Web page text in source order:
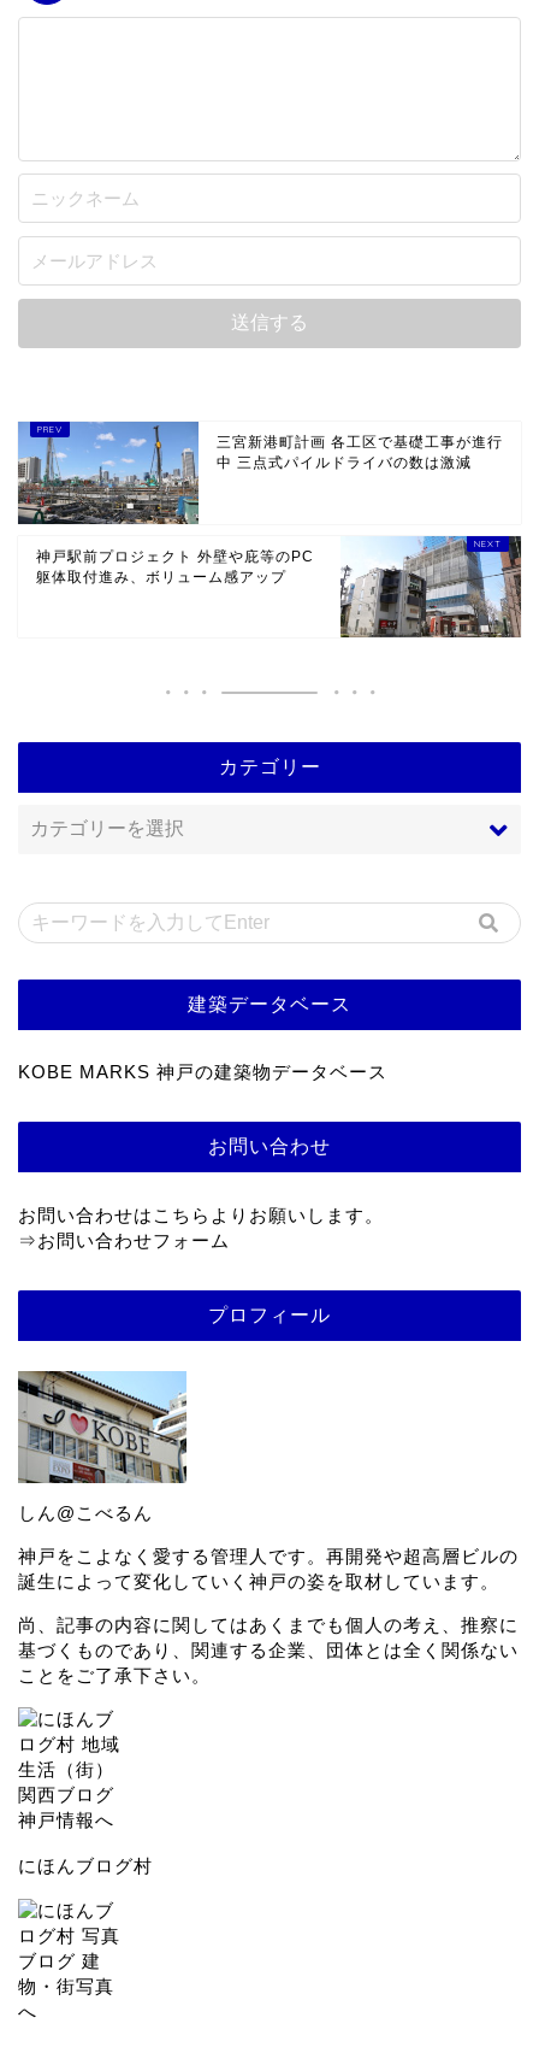
三宮新港町計画 各工区で基礎工事が進行
中 三点式パイルドライバの数は激減
神戸駅前プロジェクト 外壁や庇等のPC
躯体取付進み、ボリューム感アップ
カテゴリー
建築データベース
KOBE MARKS 神戸の建築物データベース
お問い合わせ
お問い合わせはこちらよりお願いします。
⇒お問い合わせフォーム
プロフィール
しん@こべるん
神戸をこよなく愛する管理人です。再開発や超高層ビルの
誕生によって変化していく神戸の姿を取材しています。
尚、記事の内容に関してはあくまでも個人の考え、推察に
基づくものであり、関連する企業、団体とは全く関係ない
ことをご了承下さい。
にほんブログ村